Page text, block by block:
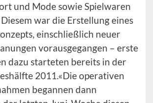
und Mode sowie Spielwaren
war die Erstellung eines
einschließlich neuer
vorausgegangen – erste
dazu starteten bereits in der
2011.«Die operativen
begannen dann